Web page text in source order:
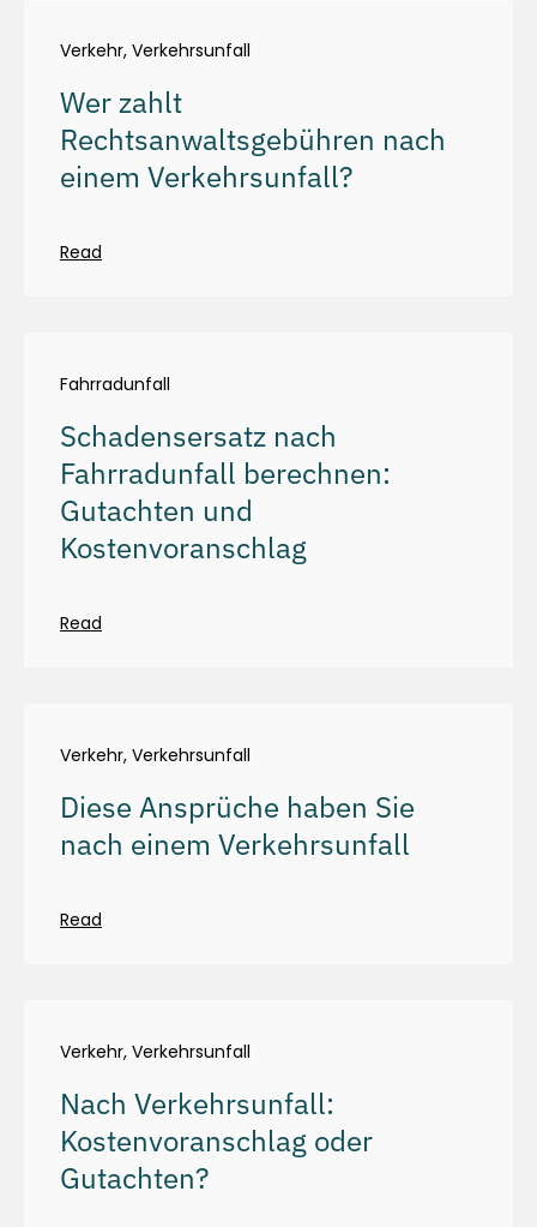
Verkehr, Verkehrsunfall
Wer zahlt
Rechtsanwaltsgebühren nach
einem Verkehrsunfall?
Read
Fahrradunfall
Schadensersatz nach
Fahrradunfall berechnen:
Gutachten und
Kostenvoranschlag
Read
Verkehr, Verkehrsunfall
Diese Ansprüche haben Sie
nach einem Verkehrsunfall
Read
Verkehr, Verkehrsunfall
Nach Verkehrsunfall:
Kostenvoranschlag oder
Gutachten?